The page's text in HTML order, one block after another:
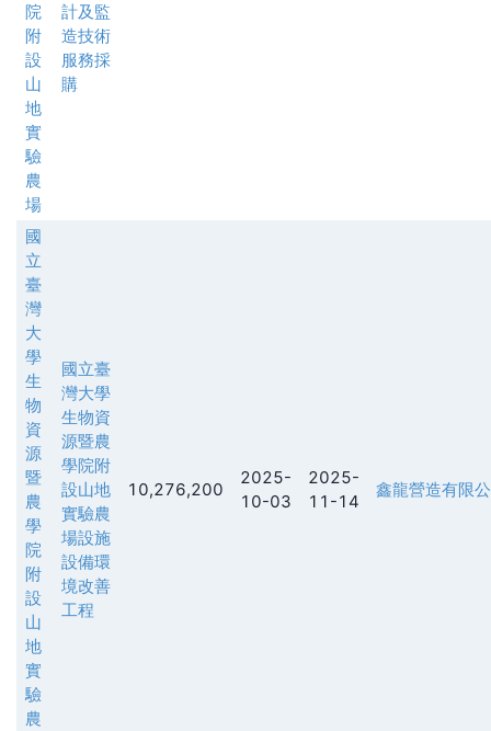
院
附
設
山
地
實
驗
農
場
計及監
造技術
服務採
購
國
立
臺
灣
大
學
生
物
資
源
暨
農
學
院
附
設
山
地
實
驗
農
國立臺
灣大學
生物資
源暨農
學院附
設山地
實驗農
場設施
設備環
境改善
工程
10,276,200
2025-
10-03
2025-
11-14
鑫龍營造有限